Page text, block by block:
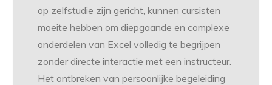
op zelfstudie zijn gericht, kunnen cursisten
moeite hebben om diepgaande en complexe
onderdelen van Excel volledig te begrijpen
zonder directe interactie met een instructeur.
Het ontbreken van persoonlijke begeleiding